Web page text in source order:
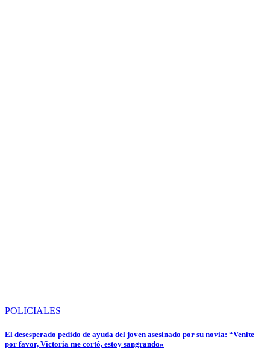
POLICIALES
El desesperado pedido de ayuda del joven asesinado por su novia: “Venite
por favor, Victoria me cortó, estoy sangrando»